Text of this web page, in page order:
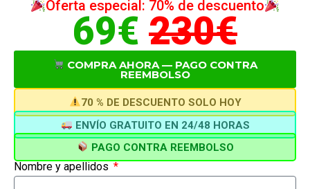
Oferta especial: 70% de descuento
69€ 230€
COMPRA AHORA — PAGO CONTRA
REEMBOLSO
70 % DE DESCUENTO SOLO HOY
ENVÍO GRATUITO EN 24/48 HORAS
PAGO CONTRA REEMBOLSO
Nombre y apellidos